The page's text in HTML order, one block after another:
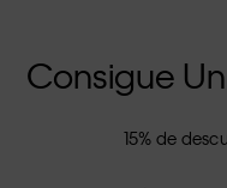
Consigue
15% de